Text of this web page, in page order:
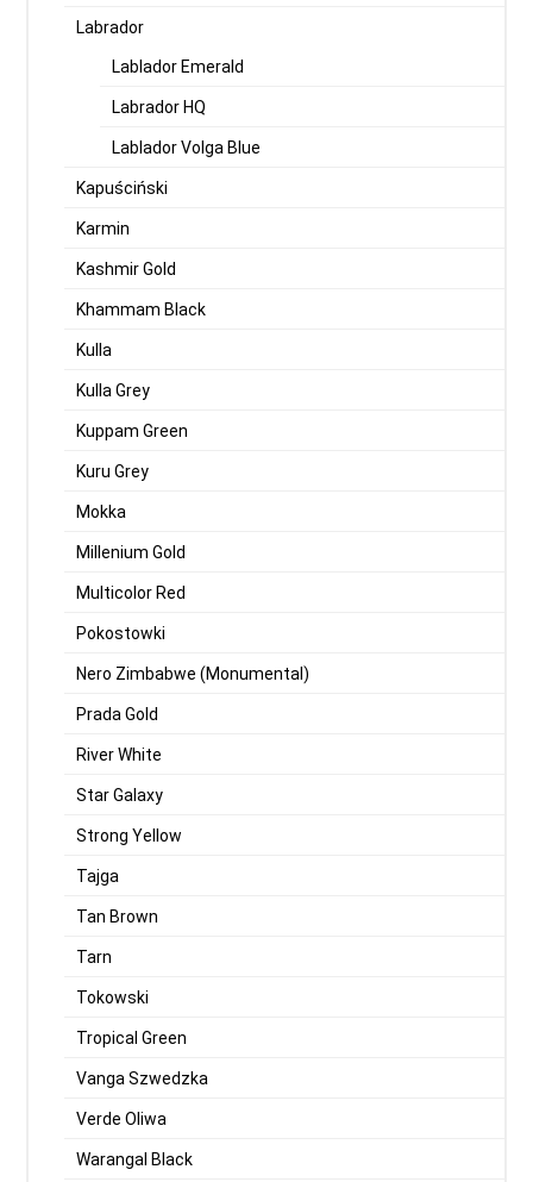
Labrador
Lablador Emerald
Labrador HQ
Lablador Volga Blue
Kapuściński
Karmin
Kashmir Gold
Khammam Black
Kulla
Kulla Grey
Kuppam Green
Kuru Grey
Mokka
Millenium Gold
Multicolor Red
Pokostowki
Nero Zimbabwe (Monumental)
Prada Gold
River White
Star Galaxy
Strong Yellow
Tajga
Tan Brown
Tarn
Tokowski
Tropical Green
Vanga Szwedzka
Verde Oliwa
Warangal Black